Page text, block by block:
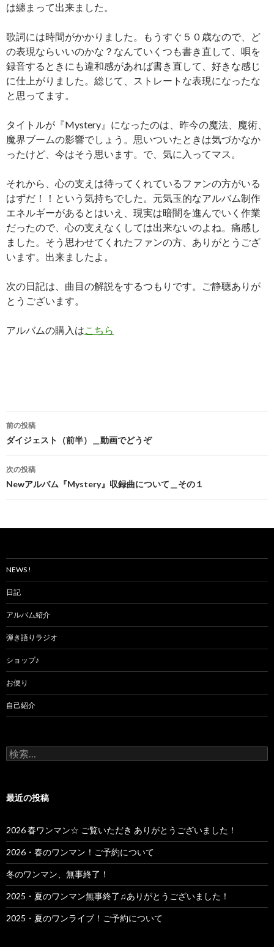
は纏まって出来ました。
歌詞には時間がかかりました。もうすぐ５０歳なので、ど
の表現ならいいのかな？なんていくつも書き直して、唄を
録音するときにも違和感があれば書き直して、好きな感じ
に仕上がりました。総じて、ストレートな表現になったな
と思ってます。
タイトルが『Mystery』になったのは、昨今の魔法、魔術、
魔界ブームの影響でしょう。思いついたときは気づかなか
ったけど、今はそう思います。で、気に入ってマス。
それから、心の支えは待ってくれているファンの方がいる
はずだ！！という気持ちでした。元気玉的なアルバム制作
エネルギーがあるとはいえ、現実は暗闇を進んでいく作業
だったので、心の支えなくしては出来ないのよね。痛感し
ました。そう思わせてくれたファンの方、ありがとうござ
います。出来ましたよ。
次の日記は、曲目の解説をするつもりです。ご静聴ありが
とうございます。
アルバムの購入は こちら
投
稿
ナ
ビ
ゲ
ー
ョ
ン
前の投稿
ダイジェスト（前半）＿動画でどうぞ
次の投稿
Newアルバム『Mystery』収録曲について＿その１
NEWS !
日記
アルバム紹介
弾き語りラジオ
ショップ♪
お便り
自己紹介
検
索:
最近の投稿
2026 春ワンマン☆ ご覧いただき ありがとうございました！
2026・春のワンマン！ご予約について
冬のワンマン、無事終了！
2025・夏のワンマン無事終了♫ありがとうございました！
2025・夏のワンライブ！ご予約について